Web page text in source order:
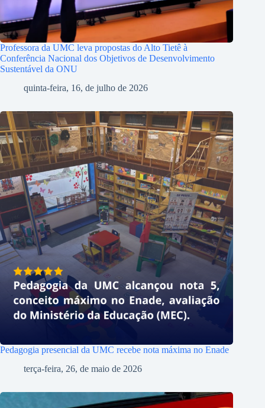
Professora da UMC leva propostas do Alto Tietê à
Conferência Nacional dos Objetivos de Desenvolvimento
Sustentável da ONU
quinta-feira, 16, de julho de 2026
Pedagogia presencial da UMC recebe nota máxima no Enade
terça-feira, 26, de maio de 2026